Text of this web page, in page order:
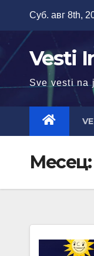
content
Суб. авг 8th,
Vesti
Sve vesti na
Месец: